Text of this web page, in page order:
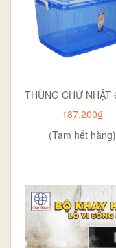
187.200₫
(Tạm hết hàng)